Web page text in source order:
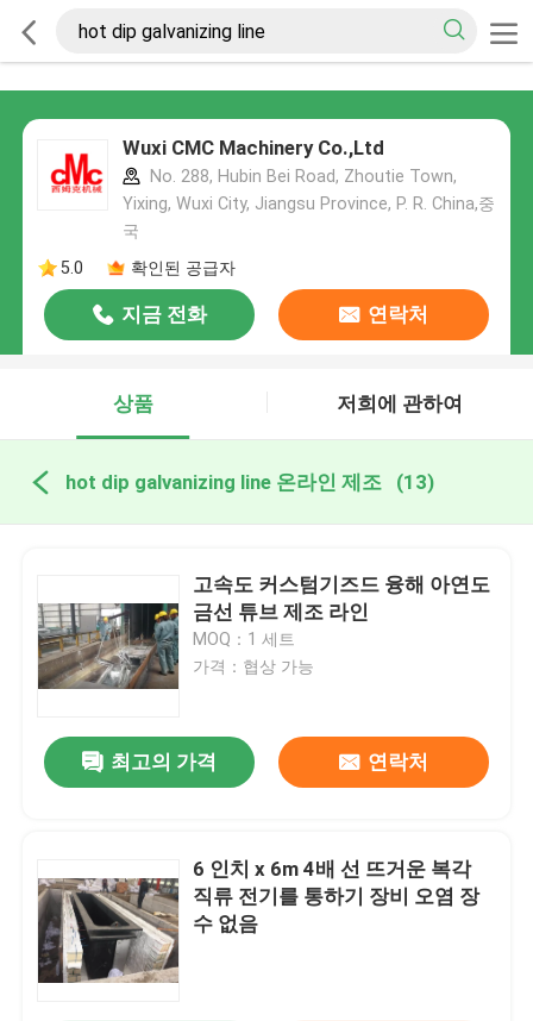
Wuxi CMC Machinery Co.,Ltd
No. 288, Hubin Bei Road, Zhoutie Town,
Yixing, Wuxi City, Jiangsu Province, P. R. China,중
국
5.0
확인된 공급자
지금 전화 연락처
상품 저희에 관하여
hot dip galvanizing line 온라인 제조 (13)
고속도 커스텀기즈드 융해 아연도
금선 튜브 제조 라인
MOQ：1 세트
가격：협상 가능
최고의 가격 연락처
6 인치 x 6m 4배 선 뜨거운 복각
직류 전기를 통하기 장비 오염 장
수 없음